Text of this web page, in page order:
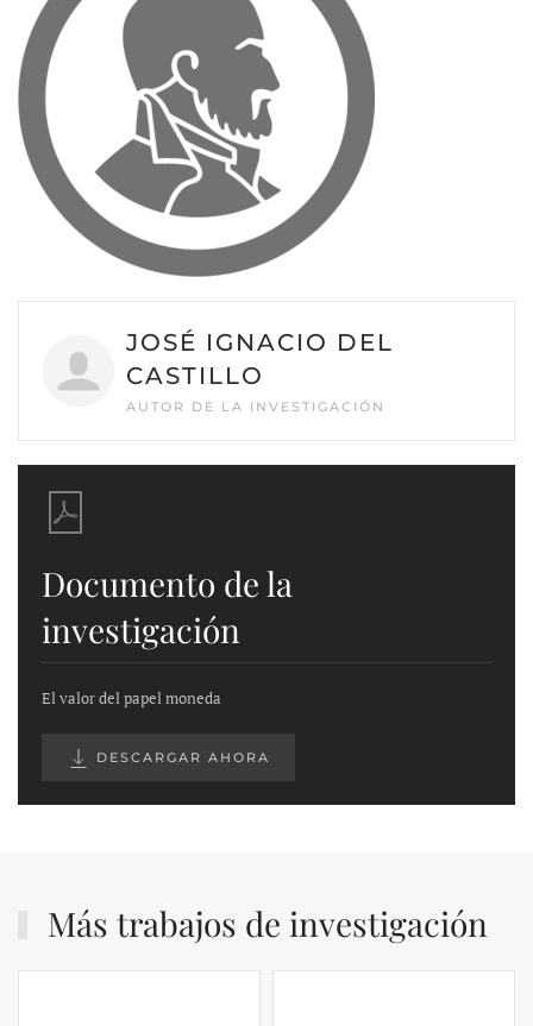
JOSÉ IGNACIO DEL
CASTILLO
AUTOR DE LA INVESTIGACIÓN
Documento de la
investigación
El valor del papel moneda
DESCARGAR AHORA
Más trabajos de investigación